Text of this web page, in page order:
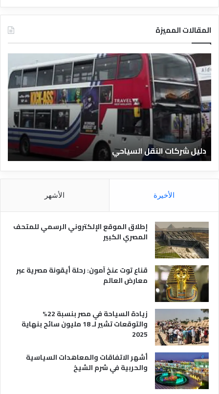
المقالات المميزة
د
ل
ي
ل
ا
ل
ف
ا
د
ق
ا
ل
م
ر
ي
ة
دليل الفنادق المصرية
الأخيرة الأشهر
إطلاق الموقع الإلكتروني الرسمي للمتحف
المصري الكبير
قناع توت عنخ آمون: رحلة أيقونة مصرية عبر
معارض العالم
زيادة السياحة في مصر بنسبة 22%
والتوقعات تشير لـ 18 مليون سائح بنهاية
2025
أشهر الاتفاقات والمعاهدات السياسية
والحربية في شرم الشيخ